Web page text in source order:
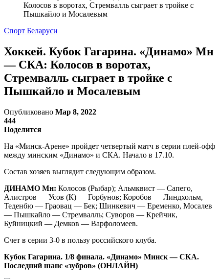
Колосов в воротах, Стремвалль сыграет в тройке с
Пышкайло и Мосалевым
Спорт Беларуси
Хоккей. Кубок Гагарина. «Динамо» Мн
— СКА: Колосов в воротах,
Стремвалль сыграет в тройке с
Пышкайло и Мосалевым
Опубликовано Мар 8, 2022
444
Поделится
На «Минск-Арене» пройдет четвертый матч в серии плей-офф
между минским «Динамо» и СКА. Начало в 17.10.
Состав хозяев выглядит следующим образом.
ДИНАМО Мн: Колосов (Рыбар); Альмквист — Сапего,
Алистров — Усов (К) — Горбунов; Коробов — Линдхольм,
Теденбю — Граовац — Бек; Шинкевич — Еременко, Мосалев
— Пышкайло — Стремвалль; Суворов — Крейчик,
Буйницкий — Демков — Варфоломеев.
Счет в серии 3-0 в пользу российского клуба.
Кубок Гагарина. 1/8 финала. «Динамо» Минск — СКА.
Последний шанс «зубров» (ОНЛАЙН)